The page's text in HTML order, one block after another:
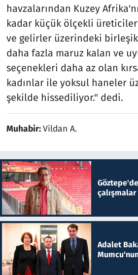
havzalarından Kuzey
kadar küçük ölçekli
ve gelirler üzerindeki
daha fazla maruz kalan ve
seçenekleri daha az olan
kadınlar ile yoksul haneler
şekilde hissediliyor." dedi.
Muhabir:Vildan A.
çalışmalar
Adalet